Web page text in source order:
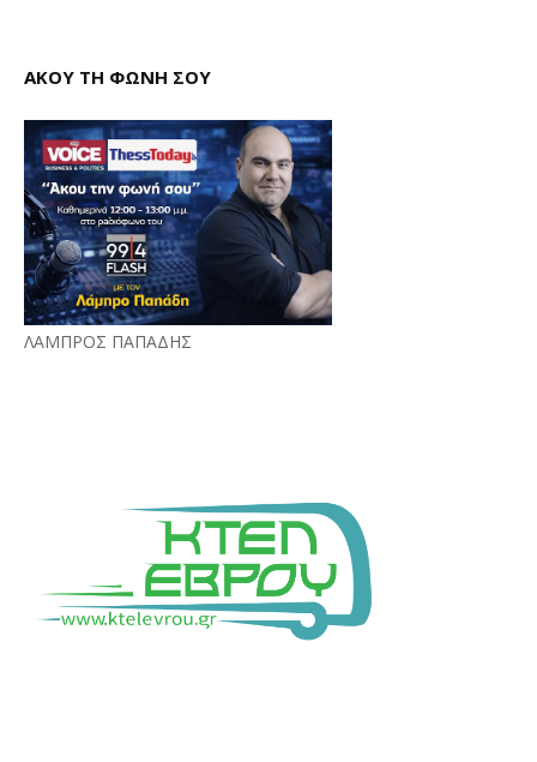
ΑΚΟΥ ΤΗ ΦΩΝΗ ΣΟΥ
ΛΑΜΠΡΟΣ ΠΑΠΑΔΗΣ